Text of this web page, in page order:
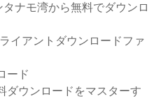
ナモ湾から無料でダウンロ
イアントダウンロードファ
ード
ダウンロードをマスターす